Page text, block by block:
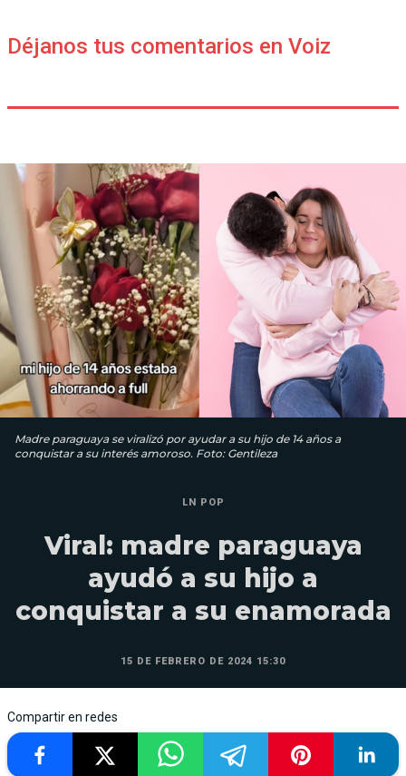
Déjanos tus comentarios en Voiz
Madre paraguaya se viralizó por ayudar a su hijo de 14 años a
conquistar a su interés amoroso. Foto: Gentileza
LN POP
Viral: madre paraguaya
ayudó a su hijo a
conquistar a su enamorada
15 DE FEBRERO DE 2024 15:30
Compartir en redes